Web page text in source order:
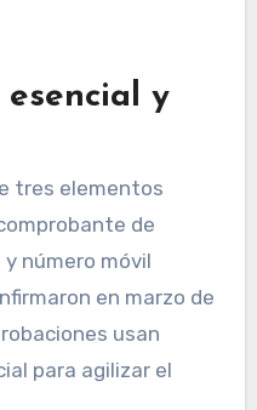
esencial y
tres elementos
de
número móvil
en marzo de
usan
para agilizar el